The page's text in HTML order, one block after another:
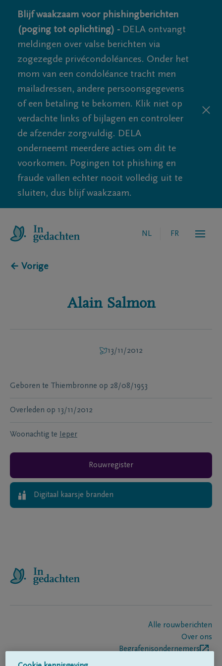
Blijf waakzaam voor phishingberichten
(poging tot oplichting) - DELA ontvangt
meldingen over valse berichten via
zogezegde privécondoléances. Onder het
mom van een condoléance tracht men
mailadressen, andere persoonsgegevens
of een betaling te bekomen. Klik niet op
verdachte links of bijlagen en controleer
de afzender zorgvuldig. DELA
onderneemt meerdere acties om dit te
voorkomen. Pogingen tot phishing en
fraude vallen echter nooit volledig uit te
sluiten, dus blijf waakzaam.
NL FR
← Vorige
Alain Salmon
13/11/2012
Geboren te Thiembronne op 28/08/1953
Overleden op 13/11/2012
Woonachtig te Ieper
Rouwregister
Digitaal kaarsje branden
Alle rouwberichten
Over ons
Begrafenisondernemers